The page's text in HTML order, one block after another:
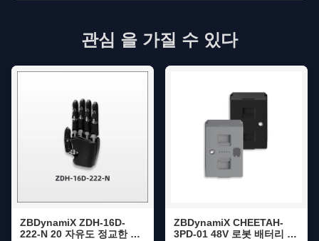
관심 을 가질 수 있다
ZBDynamiX ZDH-16D-
222-N 20 자유도 정교한 로
ZBDynamiX CHEETAH-
3PD-01 48V 로봇 배터리 팩